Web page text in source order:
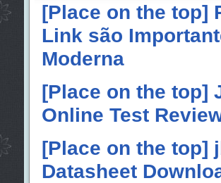
[Place on the top]
Link são
Moderna
[Place on the top]
Online Test
[Place on the top]
Datasheet